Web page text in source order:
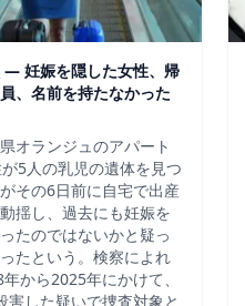
― 妊娠を隠した女性、帰
、名前を持たなかった
オランジュのアパート
5人の乳児の遺体を見つ
その6日前に自宅で出産
揺し、過去にも妊娠を
たのではないかと疑っ
たという。検察によれ
から2025年にかけて、
害した疑いで捜査対象と